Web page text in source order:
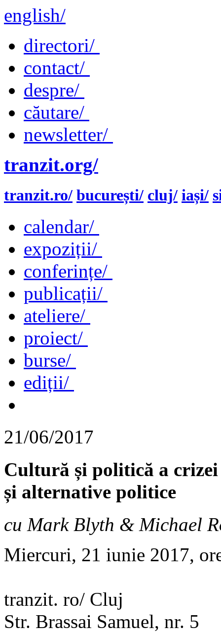
english/
directori/
contact/
despre/
căutare/
newsletter/
tranzit.org/
tranzit.ro/ bucurești/ cluj/ iași/
calendar/
expoziții/
conferințe/
publicații/
ateliere/
proiect/
burse/
ediții/
21/06/2017
Cultură și politică a
și alternative politice
cu Mark Blyth & Michael
Miercuri, 21 iunie 2017,
tranzit. ro/ Cluj
Str. Brassai Samuel, nr. 5